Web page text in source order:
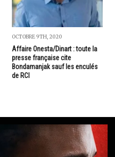
OCTOBRE 9TH, 2020
Affaire Onesta/Dinart : toute la
presse française cite
Bondamanjak sauf les enculés
de RCI